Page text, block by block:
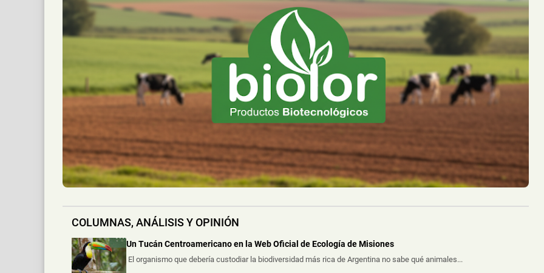
Dos Motociclistas Resultaron Heridos tras un Choque en una Transitada Avenida de Posadas
📅 5 ago 2026
Dos motociclistas resultaron heridos este miércoles por la tarde tras protagoniz...
Un Accidente Laboral Durante la Poda de un Árbol dejó a un Trabajador Gravemente Herido
Un trabajador sufrió graves lesiones tras caer desde varios metros de altura mie...
COLUMNAS, ANÁLISIS Y OPINIÓN
Un Tucán Centroamericano en la Web Oficial de Ecología de Misiones
El organismo que debería custodiar la biodiversidad más rica de Argentina no sabe qué animales...